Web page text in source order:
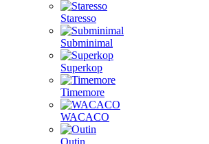
Staresso
Subminimal
Superkop
Timemore
WACACO
Outin